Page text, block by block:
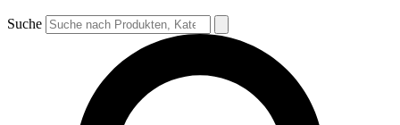
Suche